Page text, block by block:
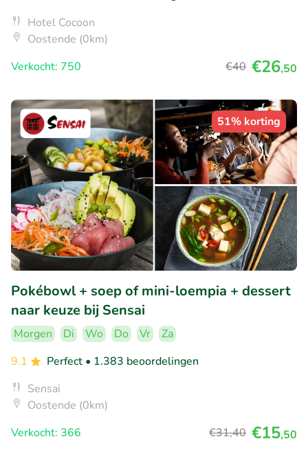
Hotel Cocoon
Oostende (0km)
Verkocht: 750
€40 €26,50
51% korting
Pokébowl + soep of mini-loempia + dessert
naar keuze bij Sensai
Morgen Di Wo Do Vr
Za
9.1
Perfect • 1.383 beoordelingen
Sensai
Oostende (0km)
Verkocht: 366
€31,40 €15,50